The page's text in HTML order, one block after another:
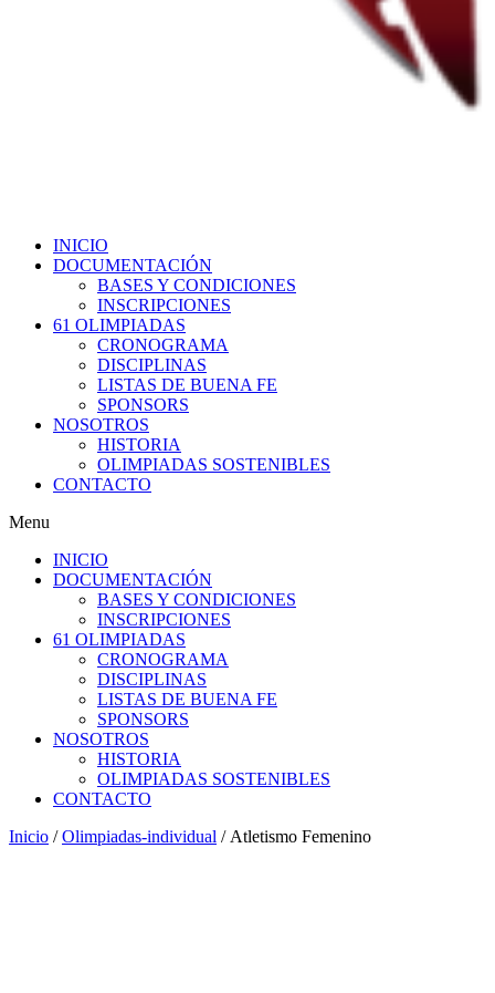
INICIO
DOCUMENTACIÓN
BASES Y CONDICIONES
INSCRIPCIONES
61 OLIMPIADAS
CRONOGRAMA
DISCIPLINAS
LISTAS DE BUENA FE
SPONSORS
NOSOTROS
HISTORIA
OLIMPIADAS SOSTENIBLES
CONTACTO
Menu
INICIO
DOCUMENTACIÓN
BASES Y CONDICIONES
INSCRIPCIONES
61 OLIMPIADAS
CRONOGRAMA
DISCIPLINAS
LISTAS DE BUENA FE
SPONSORS
NOSOTROS
HISTORIA
OLIMPIADAS SOSTENIBLES
CONTACTO
Inicio /Olimpiadas-individual / Atletismo Femenino